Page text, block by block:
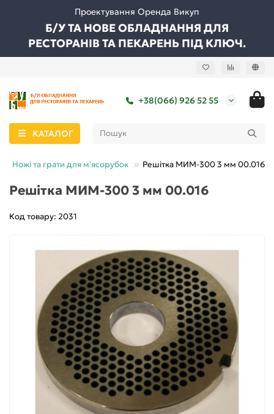
Проектування Оренда Викуп
Б/У ТА НОВЕ ОБЛАДНАННЯ ДЛЯ
РЕСТОРАНІВ ТА ПЕКАРЕНЬ ПІД КЛЮЧ.
+38(066) 926 52 55
КАТАЛОГ
Ножі та грати для м'ясорубок Решітка МИМ-300 3 мм 00.016
Решітка МИМ-300 3 мм 00.016
Код товару: 2031